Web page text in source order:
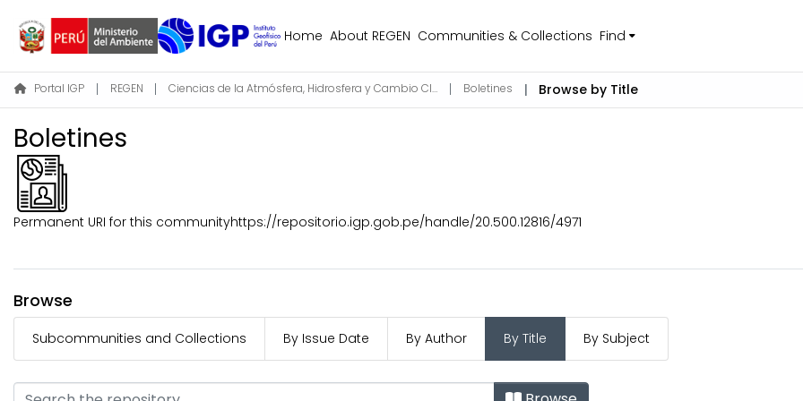
Home About REGEN Communities & Collections Find
Portal IGP REGEN Ciencias de la Atmósfera, Hidrosfera y Cambio Climático Boletines Browse by Title
Boletines
Permanent URI for this communityhttps://repositorio.igp.gob.pe/handle/20.500.12816/4971
Browse
Subcommunities and Collections By Issue Date By Author By Title By Subject